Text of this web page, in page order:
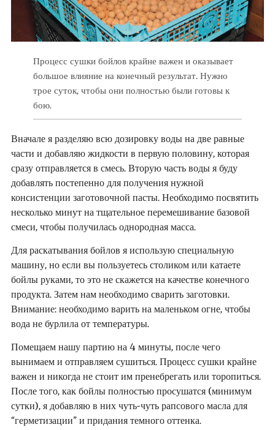
Процесс сушки бойлов крайне важен и оказывает
большое влияние на конечный результат. Нужно
трое суток, чтобы они полностью были готовы к
бою.
Вначале я разделяю всю дозировку воды на две равные
части и добавляю жидкости в первую половину, которая
сразу отправляется в смесь. Вторую часть воды я буду
добавлять постепенно для получения нужной
консистенции заготовочной пасты. Необходимо посвятить
несколько минут на тщательное перемешивание базовой
смеси, чтобы получилась однородная масса.
Для раскатывания бойлов я использую специальную
машину, но если вы пользуетесь столиком или катаете
бойлы руками, то это не скажется на качестве конечного
продукта. Затем нам необходимо сварить заготовки.
Внимание: необходимо варить на маленьком огне, чтобы
вода не бурлила от температуры.
Помещаем нашу партию на 4 минуты, после чего
вынимаем и отправляем сушиться. Процесс сушки крайне
важен и никогда не стоит им пренебрегать или торопиться.
После того, как бойлы полностью просушатся (минимум
сутки), я добавляю в них чуть-чуть рапсового масла для
“герметизации” и придания темного оттенка.